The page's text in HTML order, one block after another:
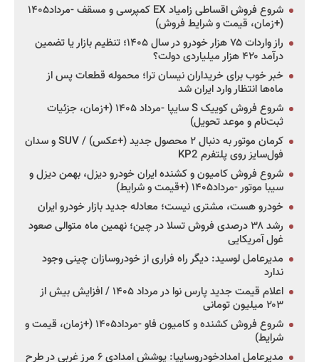
شروع فروش اقساطی زامیاد EX کمپرسی و مسقف -مرداد۱۴۰۵
(+زمان، قیمت و شرایط فروش)
راز واردات ۷۵ هزار خودرو در سال ۱۴۰۵؛ تنظیم بازار یا تضمین
درآمد ۴۲۰ هزار میلیاردی دولت؟
خبر خوب برای خریداران نیسان ترا؛ محموله قطعات پس از
ماه‌ها انتظار وارد ایران شد
شروع فروش کوییک S سایپا -مرداد ۱۴۰۵ (+زمان، جزئیات
ثبت‌نام و موعد تحویل)
کرمان موتور به دنبال ۲ محصول جدید (+عکس) / SUV و سدان
فول‌سایز روی پلتفرم KP2
شروع فروش کامیون و کشنده ایران خودرو دیزل، بهمن دیزل و
سیبا موتور -مرداد۱۴۰۵ (+قیمت و شرایط)
خودرو هست، مشتری نیست؛ معادله جدید بازار خودرو ایران
رشد ۳۸ درصدی فروش تسلا در چین؛ نهمین ماه متوالی صعود
غول آمریکایی
مدیرعامل لوسید: دیگر راه فراری از خودروسازان چینی وجود
ندارد
اعلام قیمت جدید پارس نوا در مرداد ۱۴۰۵ / افزایش بیش از
۲۰۳ میلیون تومانی
شروع فروش کشنده و کامیون فاو -مرداد۱۴۰۵ (+زمان، قیمت و
شرایط)
مدیرعامل امدادخودروسایپا: پوشش امدادی ۶ مرز غربی در طرح